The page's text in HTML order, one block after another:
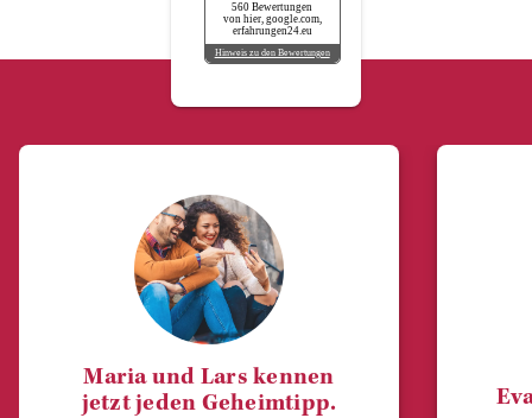
560 Bewertungen
von hier, google.com,
erfahrungen24.eu
Hinweis zu den Bewertungen
Maria und Lars kennen
jetzt jeden Geheimtipp.